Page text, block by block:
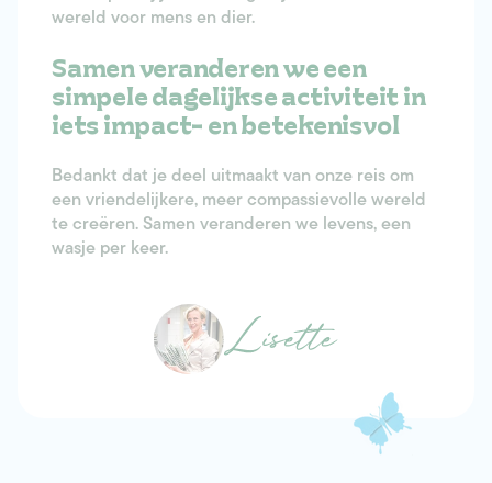
wereld voor mens en dier.
Samen veranderen we een
simpele dagelijkse activiteit in
iets impact- en betekenisvol
Bedankt dat je deel uitmaakt van onze reis om
een vriendelijkere, meer compassievolle wereld
te creëren. Samen veranderen we levens, een
wasje per keer.